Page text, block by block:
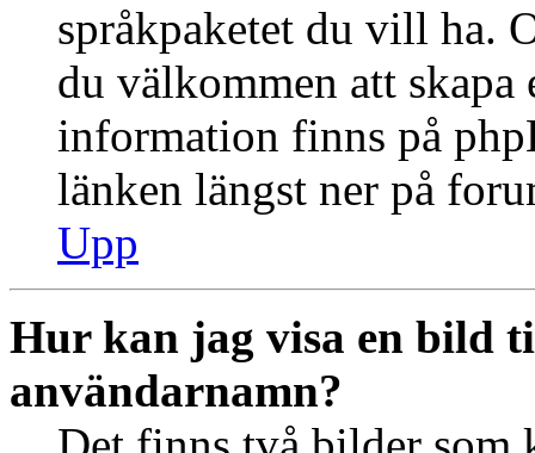
språkpaketet du vill ha.
du välkommen att
information finns på
länken längst ner på
Upp
Hur kan jag visa en bild
användarnamn?